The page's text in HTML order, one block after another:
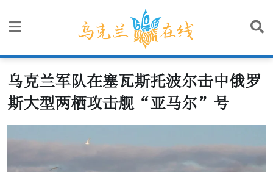
乌克兰军队在塞瓦斯托波尔击中俄罗
斯大型两栖攻击舰“亚马尔”号